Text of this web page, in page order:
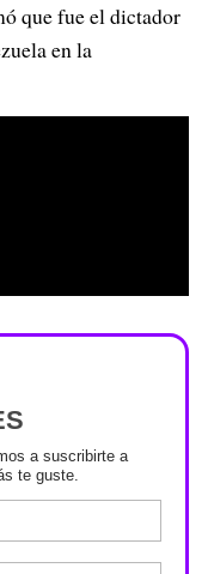
que fue el dictador
en la
a suscribirte a
te guste.